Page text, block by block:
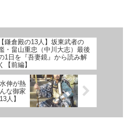
【鎌倉殿の13人】坂東武者の
・畠山重忠（中川大志）最後
1日を『吾妻鏡』から読み解
く【前編】
伸が熱
な御家
人】